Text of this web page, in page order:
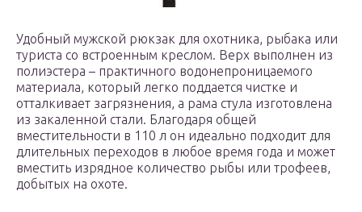
Удобный мужской рюкзак для охотника, рыбака или
туриста со встроенным креслом. Верх выполнен из
полиэстера – практичного водонепроницаемого
материала, который легко поддается чистке и
отталкивает загрязнения, а рама стула изготовлена
из закаленной стали. Благодаря общей
вместительности в 110 л он идеально подходит для
длительных переходов в любое время года и может
вместить изрядное количество рыбы или трофеев,
добытых на охоте.